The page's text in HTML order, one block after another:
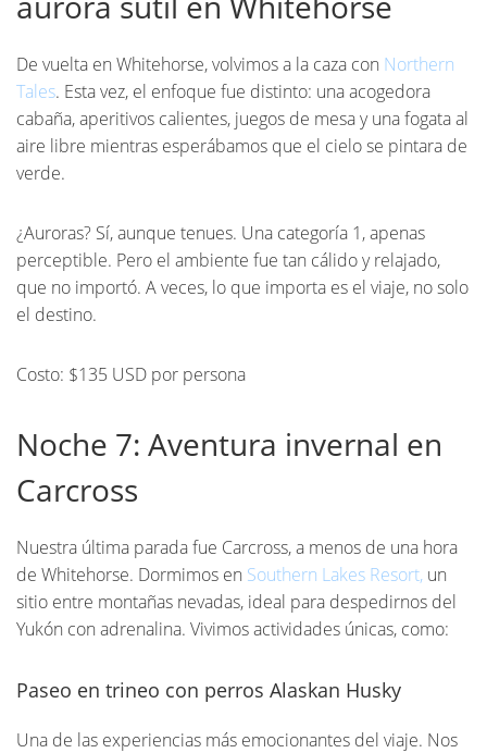
De vuelta en Whitehorse, volvimos a la caza con Northern
Tales. Esta vez, el enfoque fue distinto: una acogedora
cabaña, aperitivos calientes, juegos de mesa y una fogata al
aire libre mientras esperábamos que el cielo se pintara de
verde.
¿Auroras? Sí, aunque tenues. Una categoría 1, apenas
perceptible. Pero el ambiente fue tan cálido y relajado,
que no importó. A veces, lo que importa es el viaje, no solo
el destino.
Costo: $135 USD por persona
Noche 7: Aventura invernal en
Carcross
Nuestra última parada fue Carcross, a menos de una hora
de Whitehorse. Dormimos en Southern Lakes Resort, un
sitio entre montañas nevadas, ideal para despedirnos del
Yukón con adrenalina. Vivimos actividades únicas, como:
Paseo en trineo con perros Alaskan Husky
Una de las experiencias más emocionantes del viaje. Nos